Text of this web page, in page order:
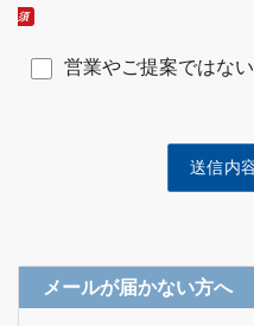
須
営業やご提案ではない
メールが届かない方へ